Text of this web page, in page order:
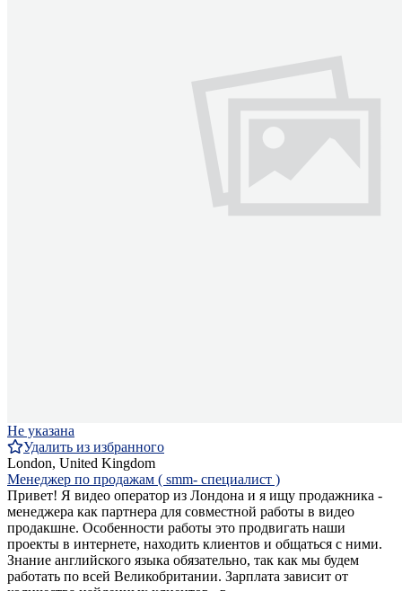
Не указана
Удалить из избранного
London, United Kingdom
Менеджер по продажам ( smm- специалист )
Привет! Я видео оператор из Лондона и я ищу продажника -
менеджера как партнера для совместной работы в видео
продакшне. Особенности работы это продвигать наши
проекты в интернете, находить клиентов и общаться с ними.
Знание английского языка обязательно, так как мы будем
работать по всей Великобритании. Зарплата зависит от